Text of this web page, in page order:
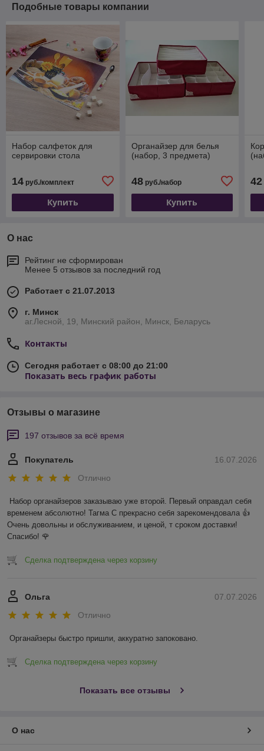
Подобные товары компании
Набор салфеток для
сервировки стола
14 руб./комплект
Купить
Органайзер для белья
(набор, 3 предмета)
48руб./набор
Купить
42
О нас
Рейтинг не сформирован
Менее 5 отзывов за последний год
Работает с 21.07.2013
г. Минск
аг.Лесной, 19, Минский район, Минск, Беларусь
Контакты
Сегодня работает с 08:00 до 21:00
Показать весь график работы
Отзывы о магазине
197 отзывов за всё время
16.07.2026
Покупатель
Отлично
Набор органайзеров заказываю уже второй. Первый оправдал себя
временем абсолютно! Тагма С прекрасно себя зарекомендовала 👍
Очень довольны и обслуживанием, и ценой, т сроком доставки!
Спасибо! 🌹
Сделка подтверждена через корзину
07.07.2026
Ольга
Отлично
Органайзеры быстро пришли, аккуратно запоковано.
Сделка подтверждена через корзину
Показать все отзывы
О нас